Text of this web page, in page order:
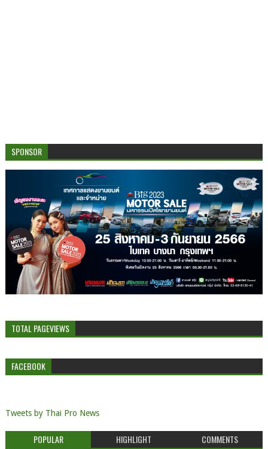
SPONSOR
TOTAL PAGEVIEWS
FACEBOOK
Tweets by Thai Pro News
POPULAR HIGHLIGHT COMMENTS